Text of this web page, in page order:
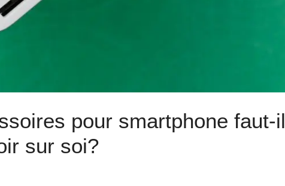
pour smartphone faut-il
sur soi?